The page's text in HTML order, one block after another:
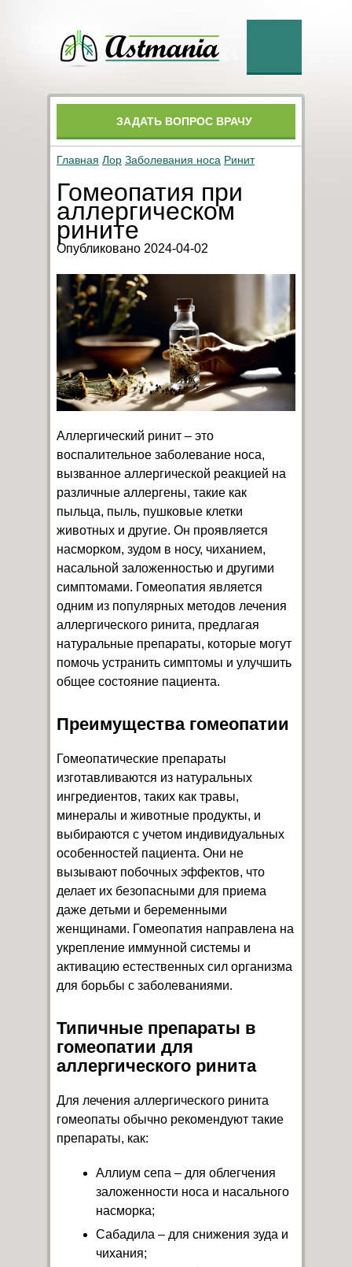
ЗАДАТЬ ВОПРОС ВРАЧУ
Главная Лор Заболевания носа Ринит
Гомеопатия при
аллергическом
рините
Опубликовано 2024-04-02
Аллергический ринит – это
воспалительное заболевание носа,
вызванное аллергической реакцией на
различные аллергены, такие как
пыльца, пыль, пушковые клетки
животных и другие. Он проявляется
насморком, зудом в носу, чиханием,
насальной заложенностью и другими
симптомами. Гомеопатия является
одним из популярных методов лечения
аллергического ринита, предлагая
натуральные препараты, которые могут
помочь устранить симптомы и улучшить
общее состояние пациента.
Преимущества гомеопатии
Гомеопатические препараты
изготавливаются из натуральных
ингредиентов, таких как травы,
минералы и животные продукты, и
выбираются с учетом индивидуальных
особенностей пациента. Они не
вызывают побочных эффектов, что
делает их безопасными для приема
даже детьми и беременными
женщинами. Гомеопатия направлена на
укрепление иммунной системы и
активацию естественных сил организма
для борьбы с заболеваниями.
Типичные препараты в
гомеопатии для
аллергического ринита
Для лечения аллергического ринита
гомеопаты обычно рекомендуют такие
препараты, как:
Аллиум сепа – для облегчения
заложенности носа и насального
насморка;
Сабадила – для снижения зуда и
чихания;